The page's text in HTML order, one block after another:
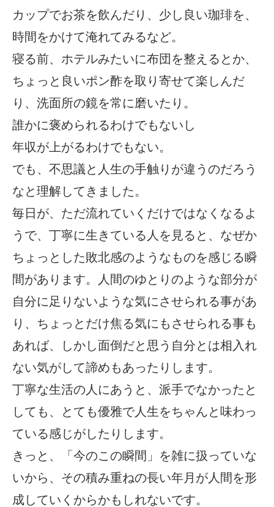
カップでお茶を飲んだり、少し良い珈琲を、
時間をかけて淹れてみるなど。
寝る前、ホテルみたいに布団を整えるとか、
ちょっと良いポン酢を取り寄せて楽しんだ
り、洗面所の鏡を常に磨いたり。
誰かに褒められるわけでもないし
年収が上がるわけでもない。
でも、不思議と人生の手触りが違うのだろう
なと理解してきました。
毎日が、ただ流れていくだけではなくなるよ
うで、丁寧に生きている人を見ると、なぜか
ちょっとした敗北感のようなものを感じる瞬
間があります。人間のゆとりのような部分が
自分に足りないような気にさせられる事があ
り、ちょっとだけ焦る気にもさせられる事も
あれば、しかし面倒だと思う自分とは相入れ
ない気がして諦めもあったりします。
丁寧な生活の人にあうと、派手でなかったと
しても、とても優雅で人生をちゃんと味わっ
ている感じがしたりします。
きっと、「今のこの瞬間」を雑に扱っていな
いから、その積み重ねの長い年月が人間を形
成していくからかもしれないです。